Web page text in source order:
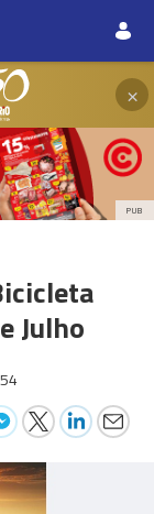
×
PUB
Julho